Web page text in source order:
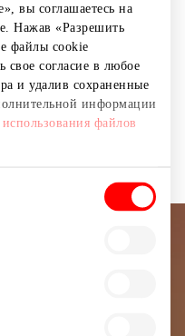
вы соглашаетесь на
Нажав «Разрешить
файлы cookie
свое согласие в любое
и удалив сохраненные
информации
файлов
ингредиентам,
благоприятной для
чертой нашего
успешных
Рестораны и кафе
рассылку
предложениях,